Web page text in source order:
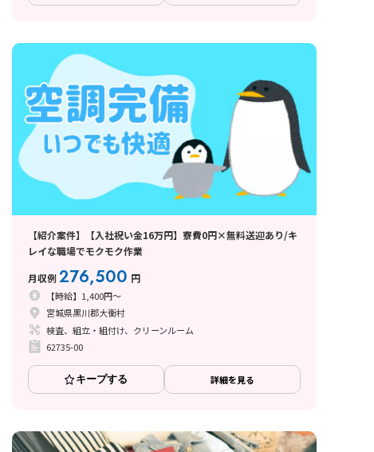
【紹介案件】【入社祝い金16万円】寮費0円×無料送迎あり/キ
レイな職場でモクモク作業
月収例276,500 円
【時給】1,400円～
宮城県黒川郡大衡村
検査、組立・組付け、クリーンルーム
62735-00
キープする 詳細を見る